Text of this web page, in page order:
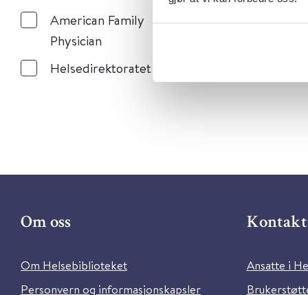
American Family
Physician
Helsedirektoratet
Om oss
Om Helsebiblioteket
Personvern og informasjonskapsler
Kontakt
Ansatte i